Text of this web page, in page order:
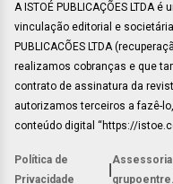
A ISTOÉ PUBLICAÇÕES LTDA
vinculação editorial e societária
PUBLICACÕES LTDA
realizamos cobranças e que
contrato de assinatura da
autorizamos terceiros a fazê-
conteúdo digital “https://
Política de
Privacidade